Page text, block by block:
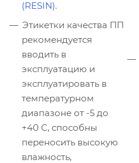
(RESIN).
Этикетки качества ПП
рекомендуется
вводить в
эксплуатацию и
эксплуатировать в
температурном
диапазоне от -5 до
+40 C, способны
переносить высокую
влажность,